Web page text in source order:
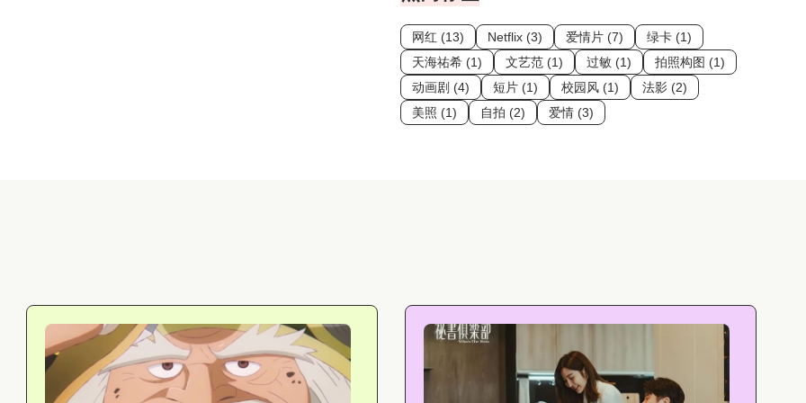
网红 (13) Netflix (3) 爱情片 (7)
绿卡 (1)
天海祐希 (1)
文艺范 (1) 过敏 (1)
拍照构图 (1)
动画剧 (4)
短片 (1) 校园风 (1)
法影 (2)
美照 (1)
自拍 (2) 爱情 (3)